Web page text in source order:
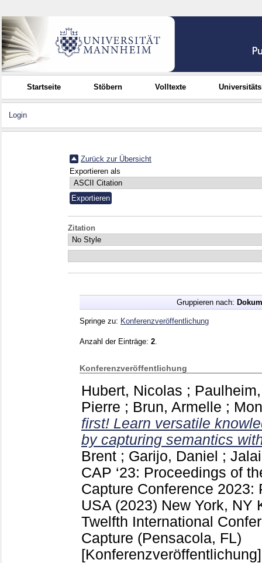
Startseite Stöbern Volltexte
Login
Zurück zur Übersicht
Exportieren als
Zitation
Gruppieren nach:
Springe zu: Konferenzveröffentlichung
Anzahl der Einträge: 2
Konferenzveröffentlichung
Hubert, Nicolas ;
Pierre ; Brun, Armelle ;
first! Learn versatile
by capturing semantics
Brent ; Garijo, Daniel ;
CAP ‘23: Proceedings of
Capture Conference 2023:
USA (2023) New York, NY
Twelfth International
Capture (Pensacola, FL)
[Konferenzveröffentlichung]